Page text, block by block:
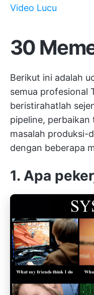
Video Lucu
30
Berikut ini adalah
semua profesional
beristirahatlah
pipeline, perbaikan
masalah produksi-
dengan beberapa
1. Apa